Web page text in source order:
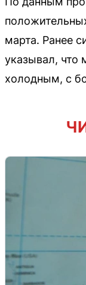
марта. Ранее
указывал, что
холодным, с